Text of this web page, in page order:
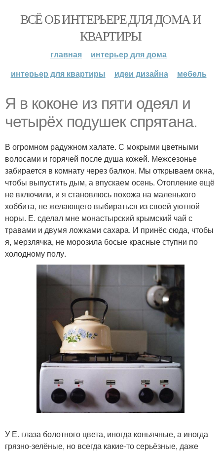
ВСЁ ОБ ИНТЕРЬЕРЕ ДЛЯ ДОМА И
КВАРТИРЫ
главная
интерьер для дома
интерьер для квартиры
идеи дизайна мебель
Я в коконе из пяти одеял и
четырёх подушек спрятана.
В огромном радужном халате. С мокрыми цветными
волосами и горячей после душа кожей. Межсезонье
забирается в комнату через балкон. Мы открываем окна,
чтобы выпустить дым, а впускаем осень. Отопление ещё
не включили, и я становлюсь похожа на маленького
хоббита, не желающего выбираться из своей уютной
норы. Е. сделал мне монастырский крымский чай с
травами и двумя ложками сахара. И принёс сюда, чтобы
я, мерзлячка, не морозила босые красные ступни по
холодному полу.
У Е. глаза болотного цвета, иногда коньячные, а иногда
грязно-зелёные, но всегда какие-то серьёзные, даже